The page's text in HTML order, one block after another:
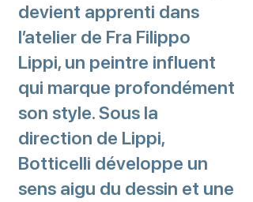
devient apprenti dans
l’atelier de Fra Filippo
Lippi, un peintre influent
qui marque profondément
son style. Sous la
direction de Lippi,
Botticelli développe un
sens aigu du dessin et une